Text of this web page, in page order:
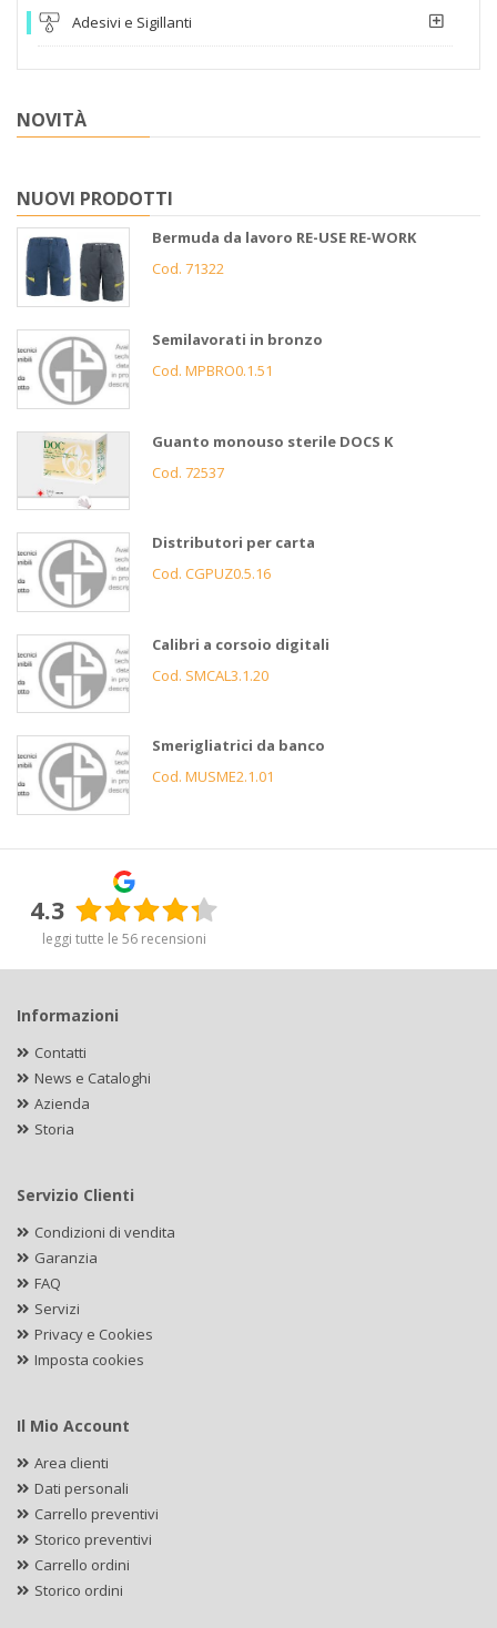
Adesivi e Sigillanti
NOVITÀ
NUOVI PRODOTTI
Bermuda da lavoro RE-USE RE-WORK
Cod. 71322
Semilavorati in bronzo
Cod. MPBRO0.1.51
Guanto monouso sterile DOCS K
Cod. 72537
Distributori per carta
Cod. CGPUZ0.5.16
Calibri a corsoio digitali
Cod. SMCAL3.1.20
Smerigliatrici da banco
Cod. MUSME2.1.01
4.3
leggi tutte le 56 recensioni
Informazioni
Contatti
News e Cataloghi
Azienda
Storia
Servizio Clienti
Condizioni di vendita
Garanzia
FAQ
Servizi
Privacy e Cookies
Imposta cookies
Il Mio Account
Area clienti
Dati personali
Carrello preventivi
Storico preventivi
Carrello ordini
Storico ordini